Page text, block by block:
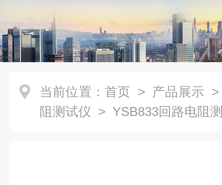
当前位置： 首页 > 产品展示
阻测试仪 > YSB833回路电阻